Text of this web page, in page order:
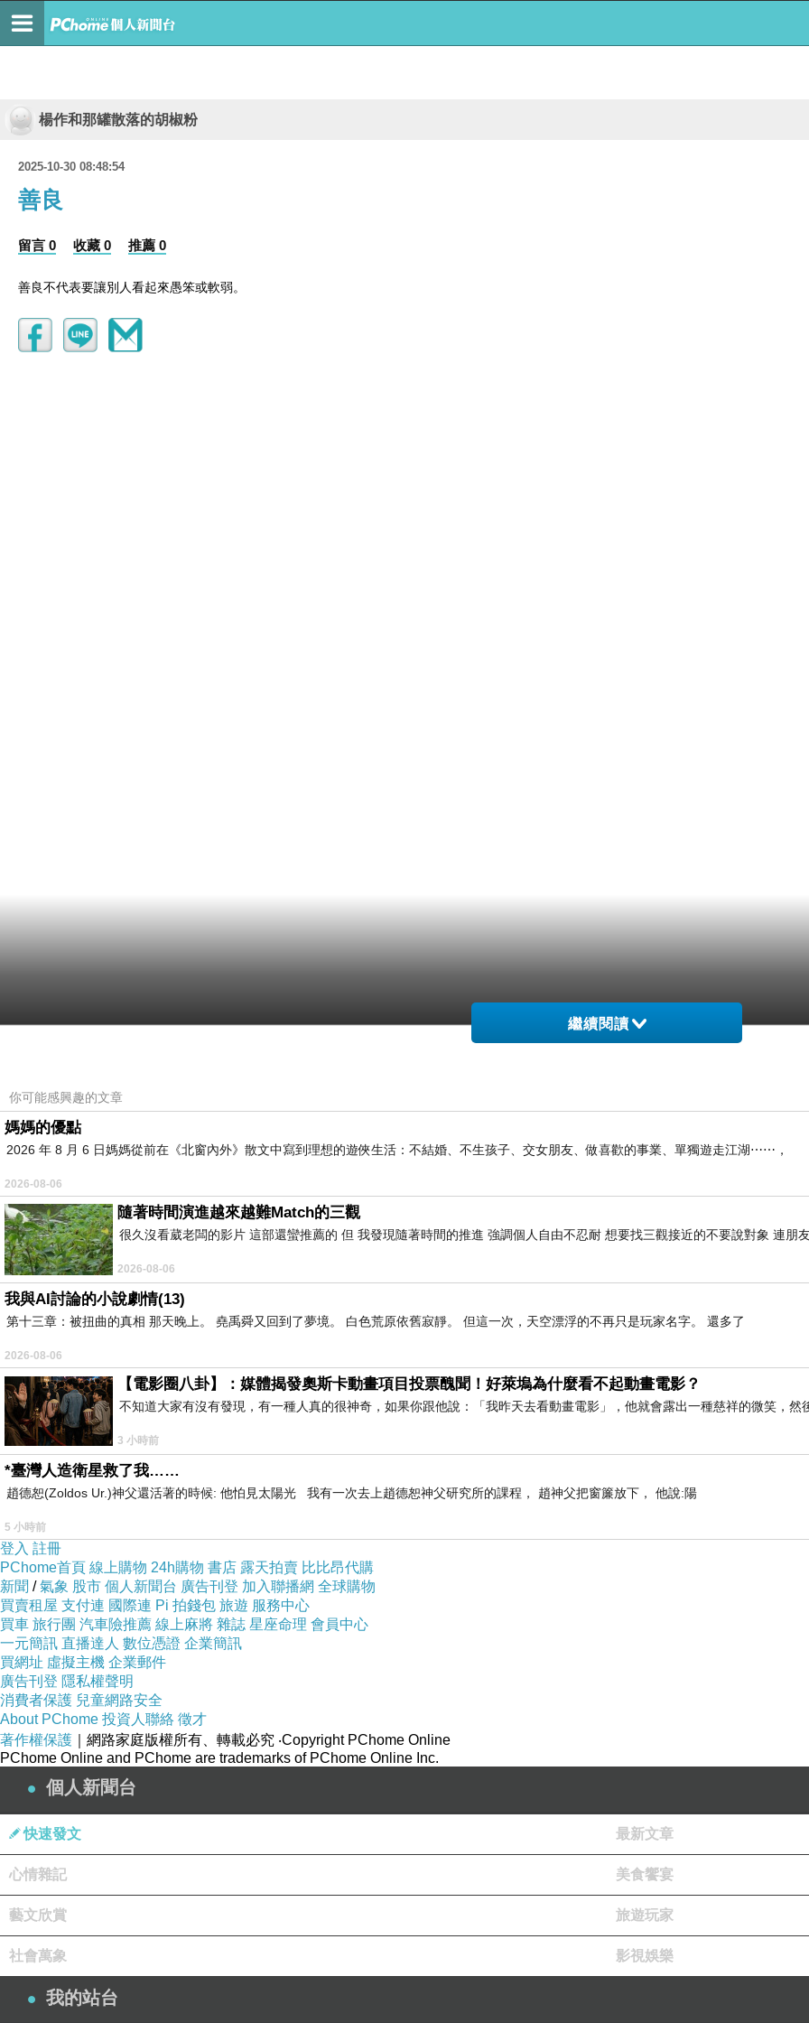
楊作和那罐散落的胡椒粉
2025-10-30 08:48:54
善良
留言 0 收藏 0 推薦 0
善良不代表要讓別人看起來愚笨或軟弱。
繼續閱讀
你可能感興趣的文章
媽媽的優點
2026 年 8 月 6 日媽媽從前在《北窗內外》散文中寫到理想的遊俠生活：不結婚、不生孩子、交女朋友、做喜歡的事業、單獨遊走江湖⋯⋯，
2026-08-06
隨著時間演進越來越難Match的三觀
很久沒看葳老闆的影片 這部還蠻推薦的 但 我發現隨著時間的推進 強調個人自由不忍耐 想要找三觀接近的不要說對象 連朋
2026-08-06
我與AI討論的小說劇情(13)
第十三章：被扭曲的真相 那天晚上。 堯禹舜又回到了夢境。 白色荒原依舊寂靜。 但這一次，天空漂浮的不再只是玩家名字。 還多了
2026-08-06
【電影圈八卦】：媒體揭發奧斯卡動畫項目投票醜聞！好萊塢為什麼看不起動畫電影？
不知道大家有沒有發現，有一種人真的很神奇，如果你跟他說：「我昨天去看動畫電影」，他就會露出一種慈祥的微笑，然
3 小時前
*臺灣人造衛星救了我……
趙德恕(Zoldos Ur.)神父還活著的時候: 他怕見太陽光 我有一次去上趙德恕神父研究所的課程， 趙神父把窗簾放下， 他說:陽
5 小時前
登入 註冊
PChome首頁 線上購物 24h購物 書店 露天拍賣 比比昂代購
新聞 /氣象 股市 個人新聞台 廣告刊登 加入聯播網 全球購物
買賣租屋 支付連 國際連 Pi 拍錢包 旅遊 服務中心
買車 旅行團 汽車險推薦 線上麻將 雜誌 星座命理 會員中心
一元簡訊 直播達人 數位憑證 企業簡訊
買網址 虛擬主機 企業郵件
廣告刊登 隱私權聲明
消費者保護 兒童網路安全
About PChome 投資人聯絡 徵才
著作權保護 ｜網路家庭版權所有、轉載必究 ‧Copyright PChome Online
PChome Online and PChome are trademarks of PChome Online Inc.
個人新聞台
快速發文 最新文章
心情雜記 美食饗宴
藝文欣賞 旅遊玩家
社會萬象 影視娛樂
我的站台